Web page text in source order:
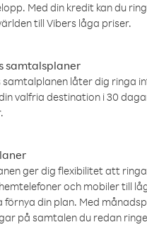
Med din kredit kan du
till Vibers låga priser.
samtalsplaner
låter dig ringa
valfria destination i 30
ger dig flexibilitet att
och mobiler till
din plan. Med
på samtalen du redan